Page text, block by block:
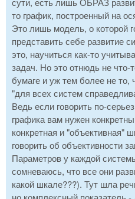
то график, построенный на
Это лишь модель, о которой
представить себе развитие
это, научиться как-то
задач. Но это отнюдь не что-
бумаге и уж тем более не то,
"для всех систем
Ведь если говорить по-
графика вам нужен
конкретная и "объективная"
говорить об объективности
Параметров у каждой
сомневаюсь, что все они
какой шкале???). Тут шла